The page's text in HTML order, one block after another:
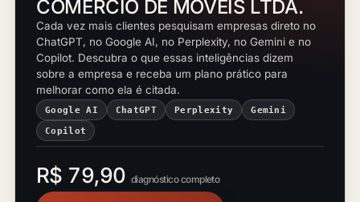
COMERCIO DE MOVEIS LTDA.
Cada vez mais clientes pesquisam empresas direto no
ChatGPT, no Google AI, no Perplexity, no Gemini e no
Copilot. Descubra o que essas inteligências dizem
sobre a empresa e receba um plano prático para
melhorar como ela é citada.
Google AI ChatGPT Perplexity Gemini
Copilot
R$ 79,90 diagnóstico completo